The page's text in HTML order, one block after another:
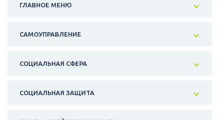
ГЛАВНОЕ МЕНЮ
САМОУПРАВЛЕНИЕ
СОЦИАЛЬНАЯ СФЕРА
СОЦИАЛЬНАЯ ЗАЩИТА